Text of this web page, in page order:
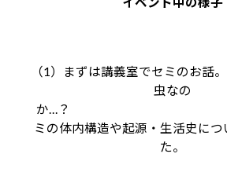
（1）まずは講義室でセミのお話
虫なの
か…？
ミの体内構造や起源・生活史につ
た。